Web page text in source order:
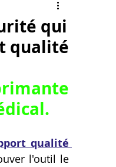
CREALITY,
Secrétaire en Ligne
qui
qualité
qualité
l'outil le